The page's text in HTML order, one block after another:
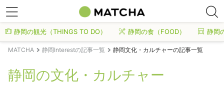
静岡の観光（THINGS TO DO） 静岡の食（FOOD） 静岡
MATCHA 静岡Interestの記事一覧 静岡文化・カルチャーの記事一覧
静岡の文化・カルチャー